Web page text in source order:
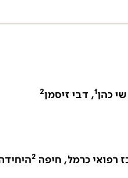
כהן1, דבי זיסמן2
רפואי כרמל, חיפה 2